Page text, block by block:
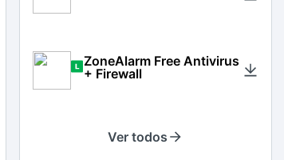
ZoneAlarm Free Antivirus
+ Firewall
Ver todos